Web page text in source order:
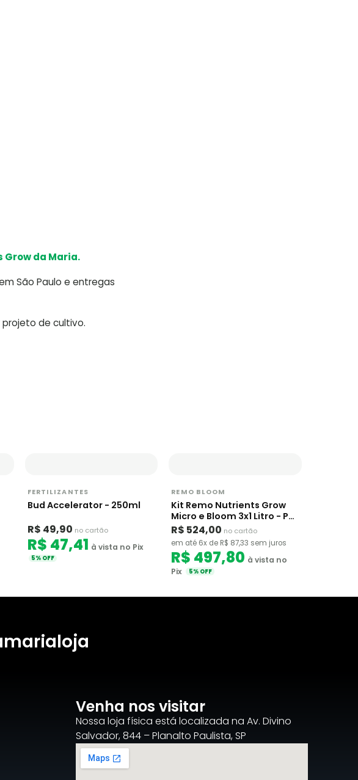
Grow da Maria.
São Paulo e entregas
de cultivo.
FERTILIZANTES
Bud Accelerator - 250ml
R$ 49,90 no cartão
R$ 47,41 à vista no Pix
5% OFF
REMO BLOOM
Kit Remo Nutrients Grow
Micro e Bloom 3x1 Litro - Ph
Perfeito
R$ 524,00 no cartão
em até 6x de R$ 87,33 sem juros
R$ 497,80 à vista no
Pix
5% OFF
Venha nos visitar
Nossa loja física está localizada na Av. Divino
Salvador, 844 – Planalto Paulista, SP